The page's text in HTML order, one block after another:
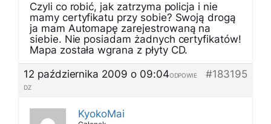
Czyli co robić, jak zatrzyma policja i nie
mamy certyfikatu przy sobie? Swoją drogą
ja mam Automapę zarejestrowaną na
siebie. Nie posiadam żadnych certyfikatów!
Mapa została wgrana z płyty CD.
12 października 2009 o 09:04
#183195
ODPOWIE
DZ
KyokoMai